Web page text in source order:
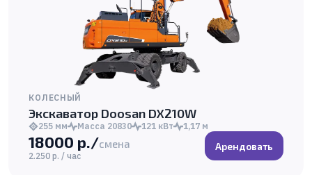
КОЛЕСНЫЙ
Экскаватор Doosan DX210W
255 мм Масса 20830 121 кВт 1,17 м
18000 р./смена
2.250 р. / час
Арендовать